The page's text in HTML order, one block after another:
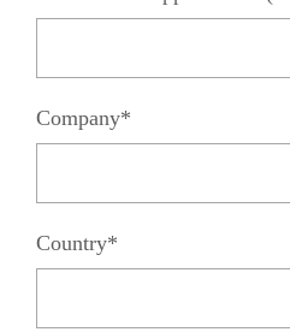
Company*
Country*